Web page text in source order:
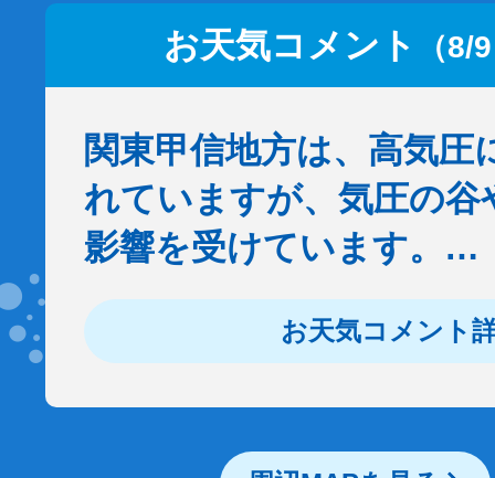
お天気コメント （8/
関東甲信地方は、高気圧
れていますが、気圧の谷
影響を受けています。…
お天気コメント